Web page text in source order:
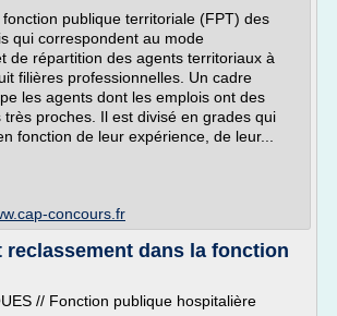
publique territoriale (FPT) des
qui correspondent au mode
de répartition des agents territoriaux à
filières professionnelles. Un cadre
les agents dont les emplois ont des
très proches. Il est divisé en grades qui
fonction de leur expérience, de leur...
concours.fr
reclassement dans la fonction
// Fonction publique hospitalière